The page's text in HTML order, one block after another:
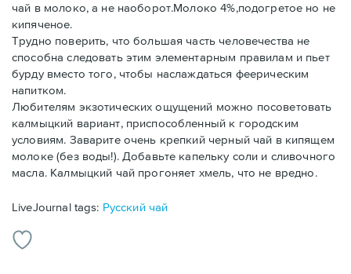
чай в молоко, а не наоборот.Молоко 4%,подогретое но не
кипяченое.
Трудно поверить, что большая часть человечества не
способна следовать этим элементарным правилам и пьет
бурду вместо того, чтобы наслаждаться феерическим
напитком.
Любителям экзотических ощущений можно посоветовать
калмыцкий вариант, приспособленный к городским
условиям. Заварите очень крепкий черный чай в кипящем
молоке (без воды!). Добавьте капельку соли и сливочного
масла. Калмыцкий чай прогоняет хмель, что не вредно.
LiveJournal tags: Русский чай